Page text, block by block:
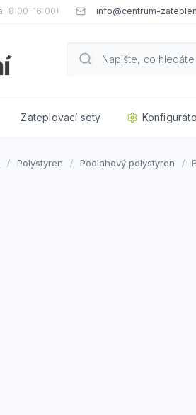
info@centrum-
Zateplovací sety
Polystyren Podlahový polystyren